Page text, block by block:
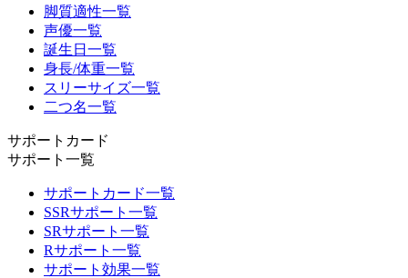
脚質適性一覧
声優一覧
誕生日一覧
身長/体重一覧
スリーサイズ一覧
二つ名一覧
サポートカード
サポート一覧
サポートカード一覧
SSRサポート一覧
SRサポート一覧
Rサポート一覧
サポート効果一覧